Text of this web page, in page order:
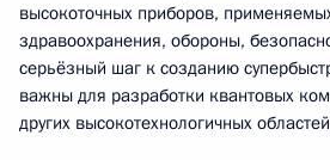
высокоточных приборов,
здравоохранения, обороны,
серьёзный шаг к созданию
важны для разработки квантовых
других высокотехнологичных